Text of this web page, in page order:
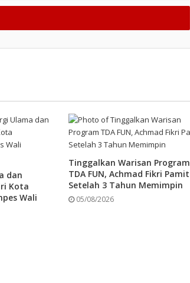
dan
Kota
Wali
Tinggalkan Warisan Program
TDA FUN, Achmad Fikri Pamit
Setelah 3 Tahun Memimpin
05/08/2026